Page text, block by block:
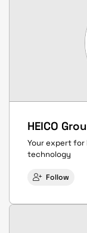
HEICO
Your expert
technology
Follow